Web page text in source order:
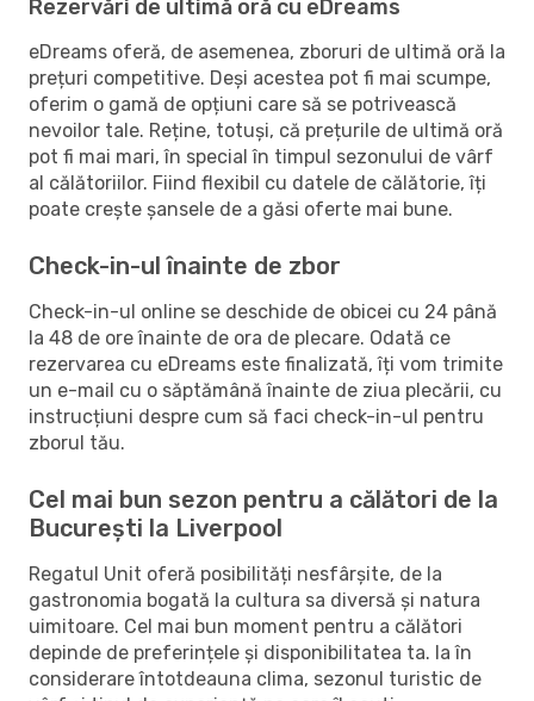
Rezervări de ultimă oră cu eDreams
eDreams oferă, de asemenea, zboruri de ultimă oră la
prețuri competitive. Deși acestea pot fi mai scumpe,
oferim o gamă de opțiuni care să se potrivească
nevoilor tale. Reține, totuși, că prețurile de ultimă oră
pot fi mai mari, în special în timpul sezonului de vârf
al călătoriilor. Fiind flexibil cu datele de călătorie, îți
poate crește șansele de a găsi oferte mai bune.
Check-in-ul înainte de zbor
Check-in-ul online se deschide de obicei cu 24 până
la 48 de ore înainte de ora de plecare. Odată ce
rezervarea cu eDreams este finalizată, îți vom trimite
un e-mail cu o săptămână înainte de ziua plecării, cu
instrucțiuni despre cum să faci check-in-ul pentru
zborul tău.
Cel mai bun sezon pentru a călători de la
București la Liverpool
Regatul Unit oferă posibilități nesfârșite, de la
gastronomia bogată la cultura sa diversă și natura
uimitoare. Cel mai bun moment pentru a călători
depinde de preferințele și disponibilitatea ta. Ia în
considerare întotdeauna clima, sezonul turistic de